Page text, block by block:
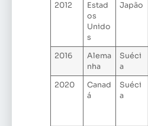
2012
Estad
os
Unido
s
Japão
2016
Alema
nha
Suéci
a
2020
Canad
á
Suéci
a